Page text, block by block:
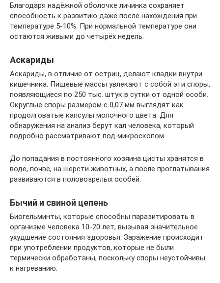
Благодаря надёжной оболочке личинка сохраняет
способность к развитию даже после нахождения при
температуре 5-10%. При нормальной температуре они
остаются живыми до четырёх недель.
Аскариды
Аскариды, в отличие от остриц, делают кладки внутри
кишечника. Пищевые массы увлекают с собой эти споры,
появляющиеся по 250 тыс. штук в сутки от одной особи.
Округлые споры размером с 0,07 мм выглядят как
продолговатые капсулы молочного цвета. Для
обнаружения на анализ берут кал человека, который
подробно рассматривают под микроскопом.
До попадания в постоянного хозяина цисты хранятся в
воде, почве, на шерсти животных, а после проглатывания
развиваются в половозрелых особей.
Бычий и свиной цепень
Биогельминты, которые способны паразитировать в
организме человека 10-20 лет, вызывая значительное
ухудшение состояния здоровья. Заражение происходит
при употреблении продуктов, которые не были
термически обработаны, поскольку споры неустойчивы
к нагреванию.